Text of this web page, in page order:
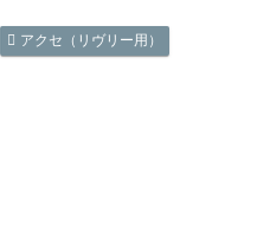
アクセ（リヴリー用）